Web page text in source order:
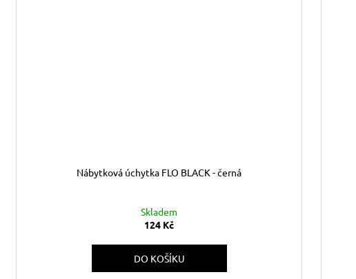
Nábytková úchytka FLO BLACK - černá
Skladem
124 Kč
DO KOŠÍKU